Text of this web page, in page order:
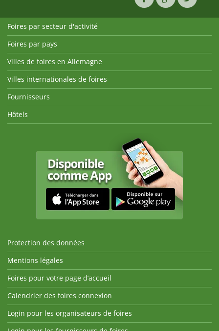
Foires par secteur d'activité
Foires par pays
Villes de foires en Allemagne
Villes internationales de foires
Fournisseurs
Hôtels
Protection des données
Mentions légales
Foires pour votre page d’accueil
Calendrier des foires connexion
Login pour les organisateurs de foires